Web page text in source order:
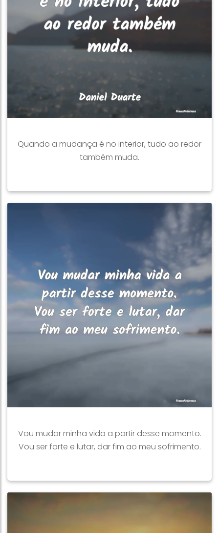
Quando a mudança é no interior, tudo ao redor
também muda.
Vou mudar minha vida a partir desse momento.
Vou ser forte e lutar, dar fim ao meu sofrimento.